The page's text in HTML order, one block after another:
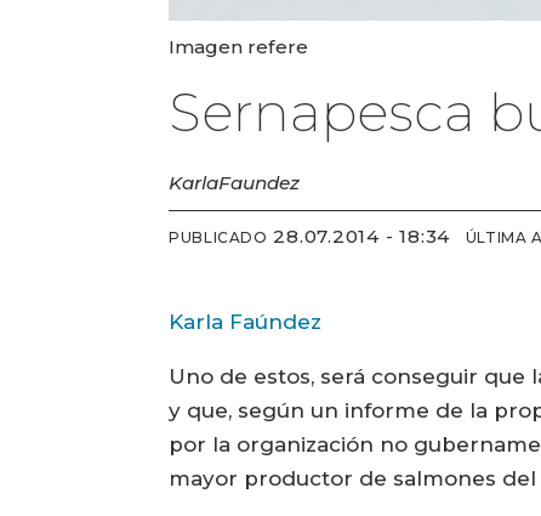
Imagen refere
Sernapesca
KarlaFaundez
PUBLICADO 28.07.2014 - 18:34 ÚLTIMA
Karla Faúndez
Uno de estos, será conseguir
y que, según un informe de la
por la organización no
mayor productor de salmones del